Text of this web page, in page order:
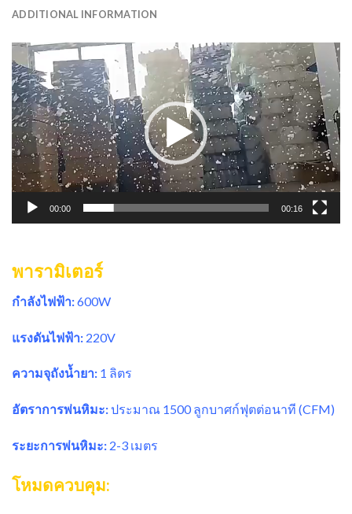
ADDITIONAL INFORMATION
ตัว
เล่น
ไฟล์
วิดีโอ
00:00 00:16
พารามิเตอร์
กำลังไฟฟ้า:600W
แรงดันไฟฟ้า: 220V
ความจุถังน้ำยา: 1 ลิตร
อัตราการพ่นหิมะ:ประมาณ 1500 ลูกบาศก์ฟุตต่อนาที (CFM)
ระยะการพ่นหิมะ: 2-3 เมตร
โหมดควบคุม: